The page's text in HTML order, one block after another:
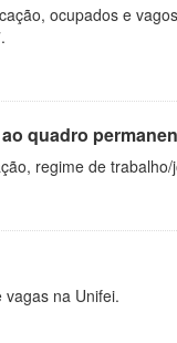
ocupados e vagos
quadro
regime de
na Unifei.